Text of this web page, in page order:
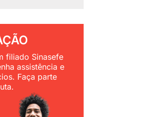
filiado Sinasefe
assistência e
Faça parte